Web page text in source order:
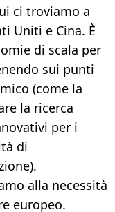
ci troviamo a
Uniti e Cina. È
di scala per
sui punti
(come la
la ricerca
per i
di
alla necessità
europeo.